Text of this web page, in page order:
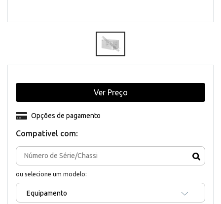
Compativel com:
ou selecione um modelo:
Equipamento
Opções de pagamento
Ver Preço